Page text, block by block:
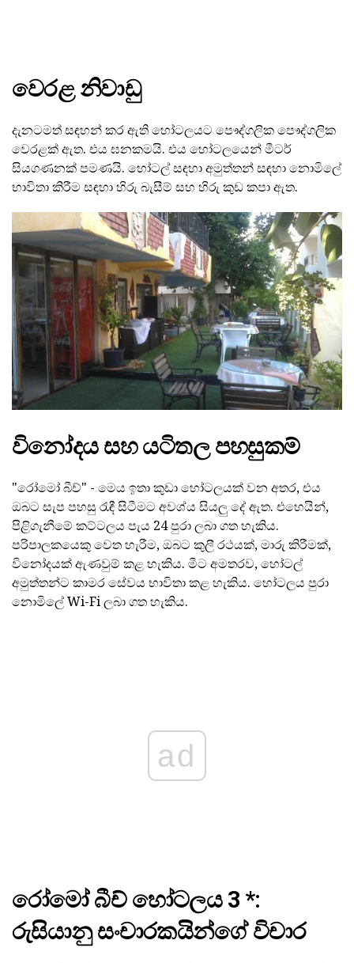
වෙරළ නිවාඩු
දැනටමත් සඳහන් කර ඇති හෝටලයට පෞද්ගලික පෞද්ගලික
වෙරළක් ඇත. එය ඝනකමයි. එය හෝටලයෙන් මීටර්
සියගණනක් පමණයි. හෝටල් සඳහා අමුත්තන් සඳහා නොමිලේ
භාවිතා කිරීම සඳහා හිරු බැසීම් සහ හිරු කුඩ කපා ඇත.
විනෝදය සහ යටිතල පහසුකම්
"රෝමෝ බීච්" - මෙය ඉතා කුඩා හෝටලයක් වන අතර, එය
ඔබට සැප පහසු රැඳී සිටීමට අවශ්ය සියලු දේ ඇත. එහෙයින්,
පිළිගැනීමේ කට්ටලය පැය 24 පුරා ලබා ගත හැකිය.
පරිපාලකයෙකු වෙත හැරීම, ඔබට කුලී රථයක්, මාරු කිරීමක්,
විනෝදයක් ඇණවුම් කළ හැකිය. මීට අමතරව, හෝටල්
අමුත්තන්ට කාමර සේවය භාවිතා කළ හැකිය. හෝටලය පුරා
නොමිලේ Wi-Fi ලබා ගත හැකිය.
ad
රෝමෝ බීච් හෝටලය 3 *:
රුසියානු සංචාරකයින්ගේ විචාර